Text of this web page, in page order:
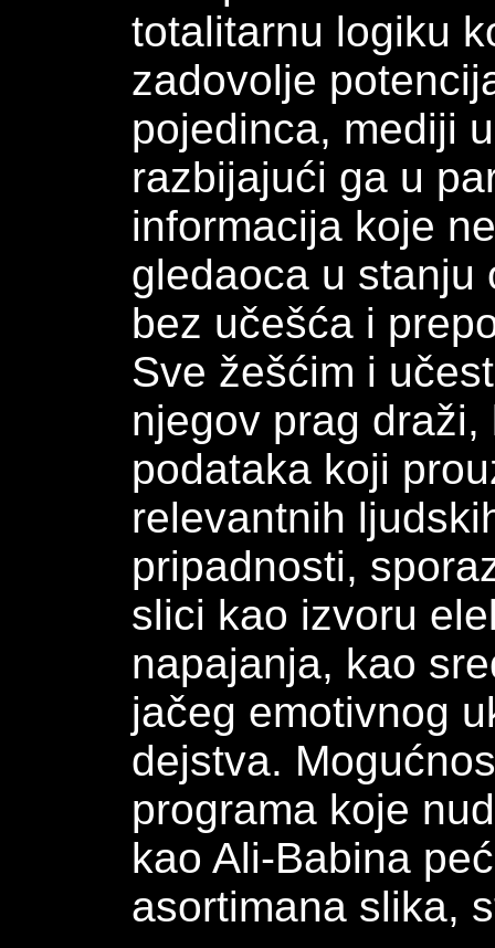
totalitarnu logiku
zadovolje
pojedinca, mediji
razbijajući ga u
informacija koje
gledaoca u stanju
bez učešća i
Sve žešćim i
njegov prag
podataka koji
relevantnih
pripadnosti,
slici kao izvoru
napajanja, kao
jačeg emotivnog
dejstva.
programa koje
kao Ali-Babina
asortimana slika,